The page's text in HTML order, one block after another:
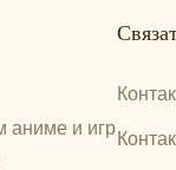
аниме и игр